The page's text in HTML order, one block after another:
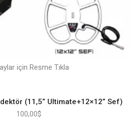
için Resme Tıkla
(11,5” Ultimate+12×12” Sef)
100,00$